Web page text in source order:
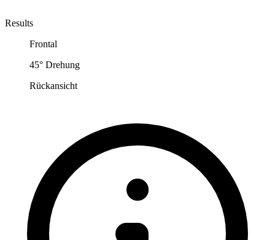
Results
Frontal
45° Drehung
Rückansicht